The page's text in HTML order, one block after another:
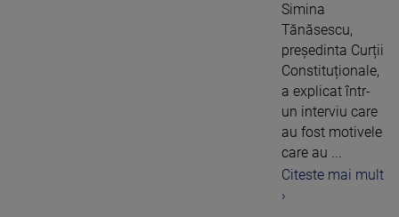
Simina
Tănăsescu,
președinta Curții
Constituționale,
a explicat într-
un interviu care
au fost motivele
care au ...
Citeste mai mult
›